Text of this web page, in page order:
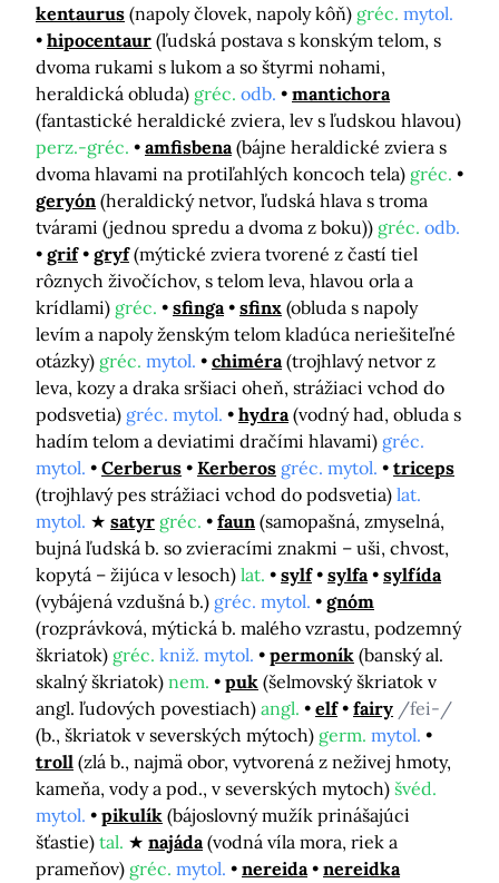
kentaurus (napoly človek, napoly kôň) gréc. mytol.
hipocentaur (ľudská postava s konským telom, s
dvoma rukami s lukom a so štyrmi nohami,
heraldická obluda) gréc. odb.
mantichora
(fantastické heraldické zviera, lev s ľudskou hlavou)
perz.-gréc.
amfisbena (bájne heraldické zviera s
dvoma hlavami na protiľahlých koncoch tela) gréc.
geryón (heraldický netvor, ľudská hlava s troma
tvárami (jednou spredu a dvoma z boku)) gréc. odb.
grif
gryf (mýtické zviera tvorené z častí tiel
rôznych živočíchov, s telom leva, hlavou orla a
krídlami) gréc. sfinga sfinx (obluda s napoly
levím a napoly ženským telom kladúca neriešiteľné
otázky) gréc. mytol. chiméra (trojhlavý netvor z
leva, kozy a draka sršiaci oheň, strážiaci vchod do
podsvetia) gréc. mytol. hydra (vodný had, obluda s
hadím telom a deviatimi dračími hlavami) gréc.
mytol.
Cerberus Kerberos gréc. mytol.
triceps
(trojhlavý pes strážiaci vchod do podsvetia) lat.
mytol.
satyr gréc. faun (samopašná, zmyselná,
bujná ľudská b. so zvieracími znakmi – uši, chvost,
kopytá – žijúca v lesoch) lat. sylf sylfa
sylfída
(vybájená vzdušná b.) gréc. mytol.
gnóm
(rozprávková, mýtická b. malého vzrastu, podzemný
škriatok) gréc. kniž. mytol. permoník (banský al.
skalný škriatok) nem. puk (šelmovský škriatok v
angl. ľudových povestiach) angl. elf fairy /fei-/
(b., škriatok v severských mýtoch) germ. mytol.
troll (zlá b., najmä obor, vytvorená z neživej hmoty,
kameňa, vody a pod., v severských mytoch) švéd.
mytol.
pikulík (bájoslovný mužík prinášajúci
šťastie) tal. najáda (vodná víla mora, riek a
prameňov) gréc. mytol. nereida
nereidka